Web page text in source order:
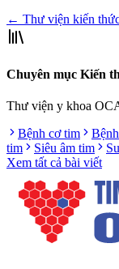
← Thư viện kiến
Chuyên mục Kiến
Thư viện y khoa
Bệnh cơ tim
tim
Siêu âm tim
Xem tất cả bài viết